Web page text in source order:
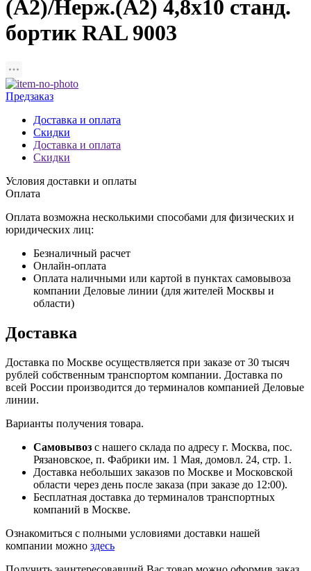
(А2)/Нерж.(А2) 4,8х10 станд.
бортик RAL 9003
Предзаказ
Доставка и оплата
Скидки
Доставка и оплата
Скидки
Условия доставки и оплаты
Оплата
Оплата возможна несколькими способами для физических и
юридических лиц:
Безналичный расчет
Онлайн-оплата
Оплата наличными или картой в пунктах самовывоза
компании Деловые линии (для жителей Москвы и
области)
Доставка
Доставка по Москве осуществляется при заказе от 30 тысяч
рублей собственным транспортом компании. Доставка по
всей России производится до терминалов компанией Деловые
линии.
Варианты получения товара.
Самовывоз с нашего склада по адресу г. Москва, пос.
Рязановское, п. Фабрики им. 1 Мая, домовл. 24, стр. 1.
Доставка небольших заказов по Москве и Московской
области через день после заказа (при заказе до 12:00).
Бесплатная доставка до терминалов транспортных
компаний в Москве.
Ознакомиться с полными условиями доставки нашей
компании можно здесь